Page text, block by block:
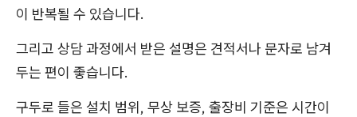
이 반복될 수 있습니다.
그리고 상담 과정에서 받은 설명은 견적서나 문자로 남겨
두는 편이 좋습니다.
구두로 들은 설치 범위, 무상 보증, 출장비 기준은 시간이